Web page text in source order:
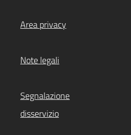
Area privacy
Note legali
Segnalazione
disservizio